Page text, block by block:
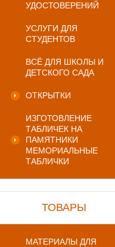
УДОСТОВЕРЕНИЙ
УСЛУГИ ДЛЯ
СТУДЕНТОВ
ВСЁ ДЛЯ ШКОЛЫ И
ДЕТСКОГО САДА
ОТКРЫТКИ
ИЗГОТОВЛЕНИЕ
ТАБЛИЧЕК НА
ПАМЯТНИКИ
МЕМОРИАЛЬНЫЕ
ТАБЛИЧКИ
ТОВАРЫ
МАТЕРИАЛЫ ДЛЯ